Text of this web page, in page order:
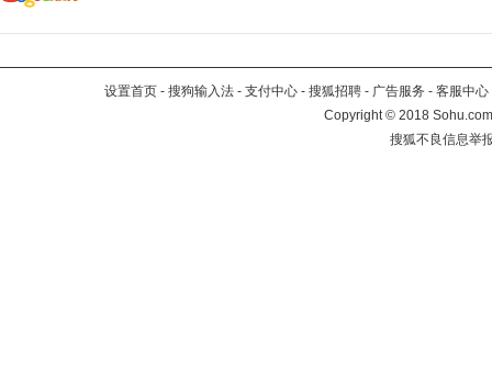
设置首页 - 搜狗输入法 - 支付中心 - 搜狐招聘 - 广告服务 - 客服中心
Copyright©2018
搜狐不良信息举